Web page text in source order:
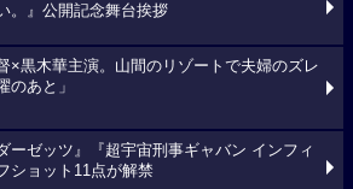
。』公開記念舞台挨拶
×黒木華主演。山間のリゾートで夫婦のズレ
のあと」
ーゼッツ』『超宇宙刑事ギャバン インフィ
ショット11点が解禁